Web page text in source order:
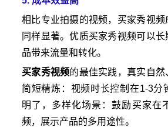
相比专业拍摄的视频，买家秀视频
同样显著。优质买家秀视频可以
品带来流量和转化。
买家秀视频的最佳实践，真实自然
简短精炼：视频时长控制在1-3分
明了，多样化场景：鼓励买家在
频，展示产品的多用途性。